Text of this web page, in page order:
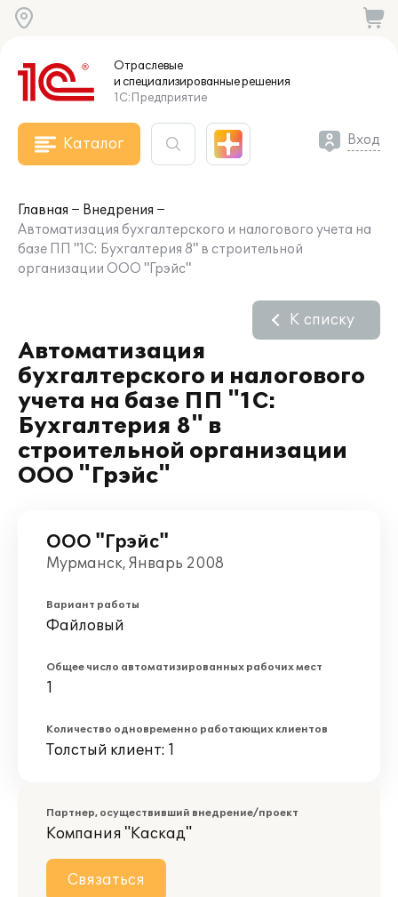
Отраслевые
и специализированныерешения
1С:Предприятие
Каталог Вход
Главная
Внедрения
Автоматизация бухгалтерского и налогового учета на
базе ПП "1С: Бухгалтерия 8" в строительной
организации ООО "Грэйс"
Автоматизация
бухгалтерского и налогового
учета на базе ПП "1С:
Бухгалтерия 8" в
строительной организации
ООО "Грэйс"
К списку
ООО "Грэйс"
Мурманск, Январь 2008
Вариант работы
Файловый
Общее число автоматизированных рабочих мест
1
Количество одновременно работающих клиентов
Толстый клиент: 1
Партнер, осуществивший внедрение/проект
Компания "Каскад"
Связаться